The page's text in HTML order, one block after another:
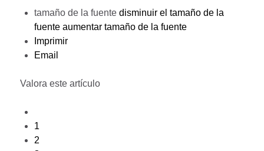
tamaño de la fuente disminuir el tamaño de la
fuente aumentar tamaño de la fuente
Imprimir
Email
Valora este artículo
1
2